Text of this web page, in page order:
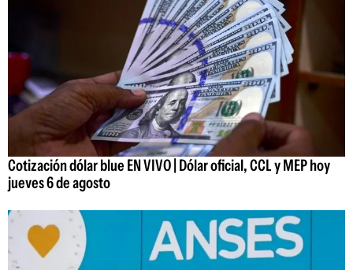
Cotización dólar blue EN VIVO | Dólar oficial, CCL y MEP hoy
jueves 6 de agosto